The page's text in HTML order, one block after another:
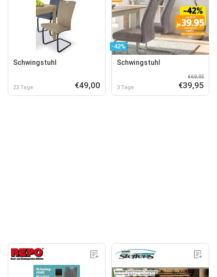
Schwingstuhl
23 Tage €49,00
-42%
Schwingstuhl
3 Tage
€69,95
€39,95